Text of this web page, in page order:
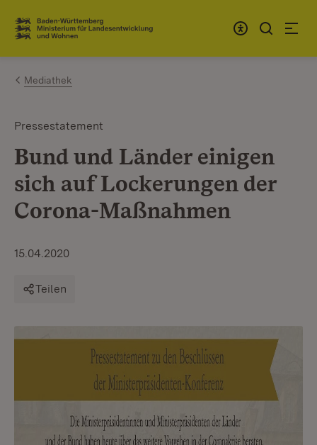
Zum Inhalt springen
Link zur Startseite
Mediathek
Pressestatement
Bund und Länder einigen
sich auf Lockerungen der
Corona-Maßnahmen
15.04.2020
Teilen